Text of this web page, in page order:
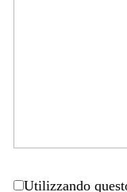
Utilizzando